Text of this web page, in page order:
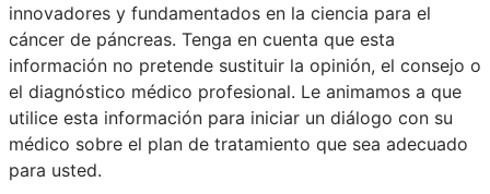
innovadores y fundamentados en la ciencia para el
cáncer de páncreas. Tenga en cuenta que esta
información no pretende sustituir la opinión, el consejo o
el diagnóstico médico profesional. Le animamos a que
utilice esta información para iniciar un diálogo con su
médico sobre el plan de tratamiento que sea adecuado
para usted.